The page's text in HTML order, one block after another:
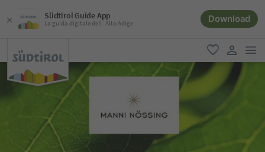
Südtirol Guide App
La guida digitale dell´Alto Adige Download
favoriti
user link